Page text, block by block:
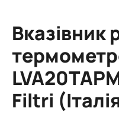
МБ.
типи:
gif
jpg
jpeg
Вказівник
Filtri